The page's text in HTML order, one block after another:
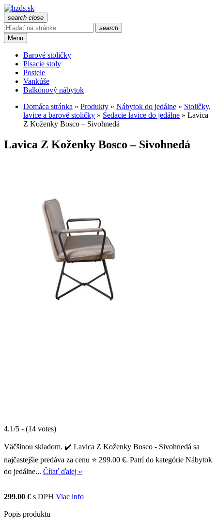
search close
search
Menu
Barové stoličky
Písacie stoly
Postele
Vankúše
Balkónový nábytok
Domáca stránka » Produkty » Nábytok do jedálne » Stoličky,
lavice a barové stoličky » Sedacie lavice do jedálne » Lavica
Z Koženky Bosco – Sivohnedá
Lavica Z Koženky Bosco – Sivohnedá
4.1/5 - (14 votes)
Väčšinou skladom. ✔️ Lavica Z Koženky Bosco - Sivohnedá sa
najčastejšie predáva za cenu ⭐ 299.00 €. Patrí do kategórie Nábytok
do jedálne... Čítať ďalej »
299.00 € s DPH Viac info
Popis produktu